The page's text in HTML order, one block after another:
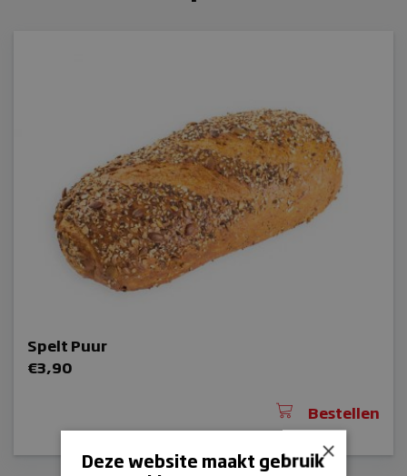
Spelt Puur
€3,90
Bestellen
×
Deze website maakt gebruik